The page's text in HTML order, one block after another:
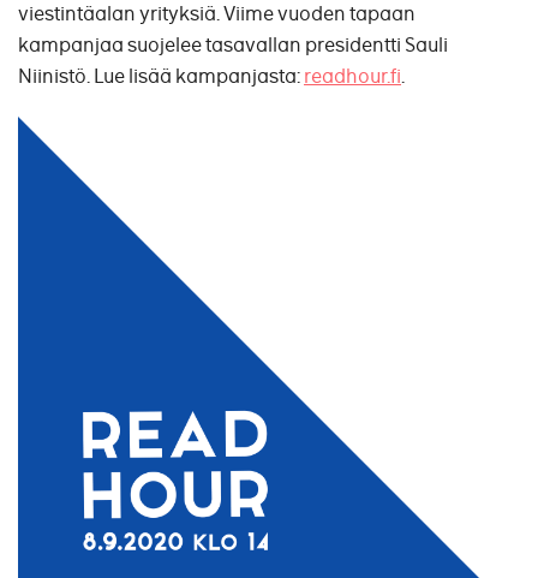
viestintäalan yrityksiä. Viime vuoden tapaan
kampanjaa suojelee tasavallan presidentti Sauli
Niinistö. Lue lisää kampanjasta:readhour.fi.